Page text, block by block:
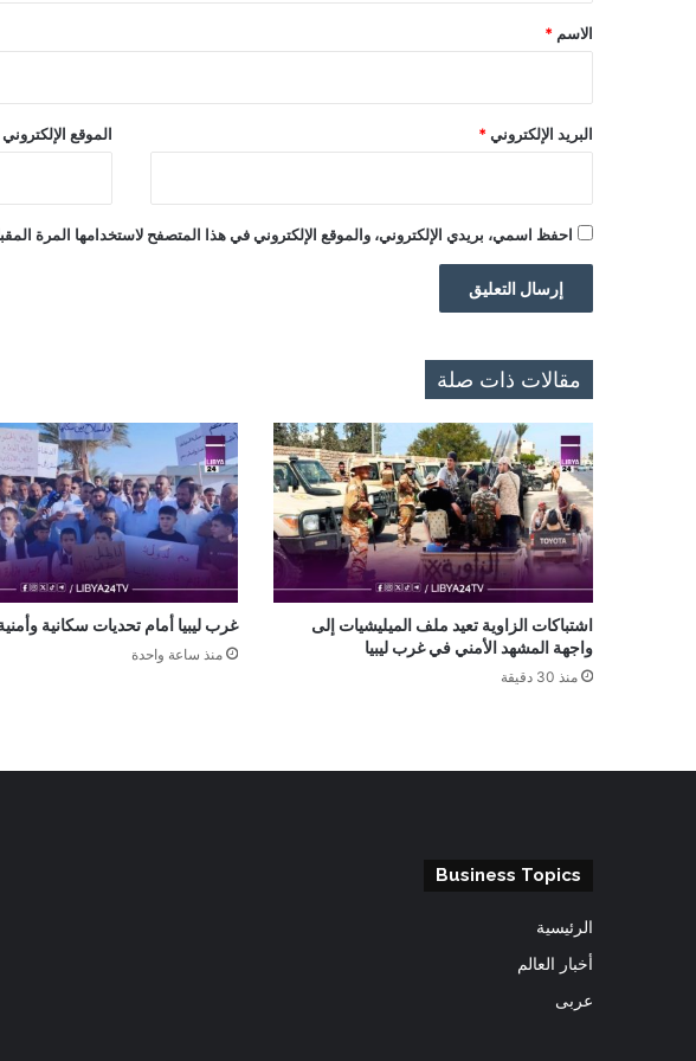
*
الاسم *
البريد الإلكتروني * الموقع الإلكتروني
احفظ اسمي، بريدي الإلكتروني، والموقع الإلكتروني في هذا المتصفح لاستخدامها المرة
مقالات ذات صلة
اشتباكات الزاوية تعيد ملف الميليشيات إلى
واجهة المشهد الأمني في غرب ليبيا
منذ 30 دقيقة
غرب ليبيا أمام تحديات سكانية
منذ ساعة واحدة
Business Topics
الرئيسية
أخبار العالم
عربى